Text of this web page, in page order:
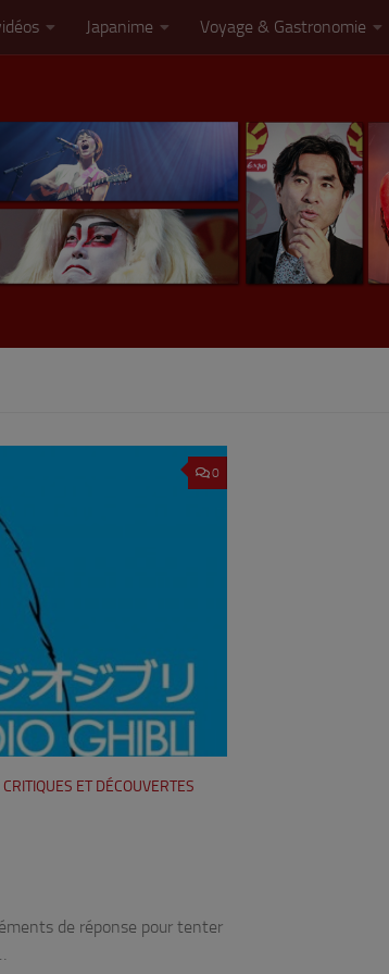
Japanime Voyage & Gastronomie
0
CRITIQUES ET DÉCOUVERTES
de réponse pour tenter